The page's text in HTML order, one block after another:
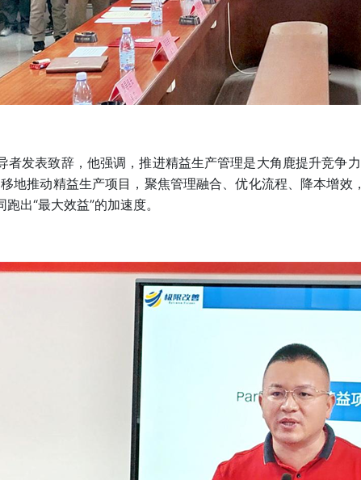
表致辞，他强调，推进精益生产管理是大角鹿提升竞争
地推动精益生产项目，聚焦管理融合、优化流程、降本增
出“最大效益”的加速度。